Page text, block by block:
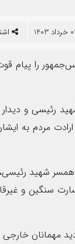
را پیام
رئیسی و دیدار
مردم به
همسر شهید
سنگین و
مهمانان خارجی
۱۷
عمومی